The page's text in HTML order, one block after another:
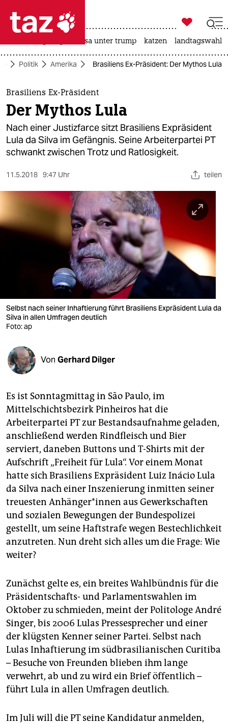
 taz zahl ich
taz zahl ich
themen
politik
öko
sport
berlin
verlag
verlag
shop
fragen & hilfe
unterstützen
abo
genossenschaft
epaper login

taz zahl ich
usa unter trump katzen landtagswahl
Politik Amerika Brasiliens Ex-Präsident: Der Mythos Lula
Brasiliens Ex-Präsident
Der Mythos Lula
Nach einer Justizfarce sitzt Brasiliens Expräsident
Lula da Silva im Gefängnis. Seine Arbeiterpartei PT
schwankt zwischen Trotz und Ratlosigkeit.
11.5.2018 9:47 Uhr teilen
Selbst nach seiner Inhaftierung führt Brasiliens Expräsident Lula da
Silva in allen Umfragen deutlich
Foto: ap
Von Gerhard Dilger
Es ist Sonntagmittag in São Paulo, im
Mittelschichtsbezirk Pinheiros hat die
Arbeiterpartei PT zur Bestandsaufnahme geladen,
anschließend werden Rindfleisch und Bier
serviert, daneben Buttons und T-Shirts mit der
Aufschrift „Freiheit für Lula“. Vor einem Monat
hatte sich Brasiliens Expräsident Luiz Inácio Lula
da Silva nach einer Inszenierung inmitten seiner
treuesten Anhänger*innen aus Gewerkschaften
und sozialen Bewegungen der Bundespolizei
gestellt, um seine Haftstrafe wegen Bestechlichkeit
anzutreten. Nun dreht sich alles um die Frage: Wie
weiter?
Zunächst gelte es, ein breites Wahlbündnis für die
Präsidentschafts- und Parlamentswahlen im
Oktober zu schmieden, meint der Politologe André
Singer, bis 2006 Lulas Pressesprecher und einer
der klügsten Kenner seiner Partei. Selbst nach
Lulas Inhaftierung im südbrasilianischen Curitiba
– Besuche von Freunden blieben ihm lange
verwehrt, ab und zu wird ein Brief öffentlich –
führt Lula in allen Umfragen deutlich.
Im Juli will die PT seine Kandidatur anmelden,